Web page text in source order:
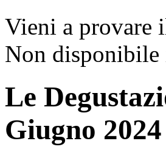
Vieni a provare
Non disponibile
Le
Giugno 2024